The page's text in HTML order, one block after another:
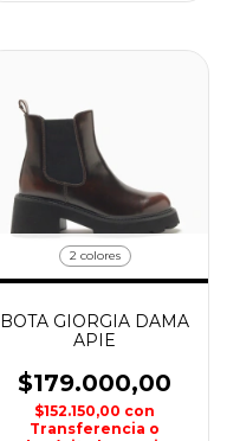
2 colores
BOTA GIORGIA DAMA
APIE
$179.000,00
$152.150,00 con
Transferencia o